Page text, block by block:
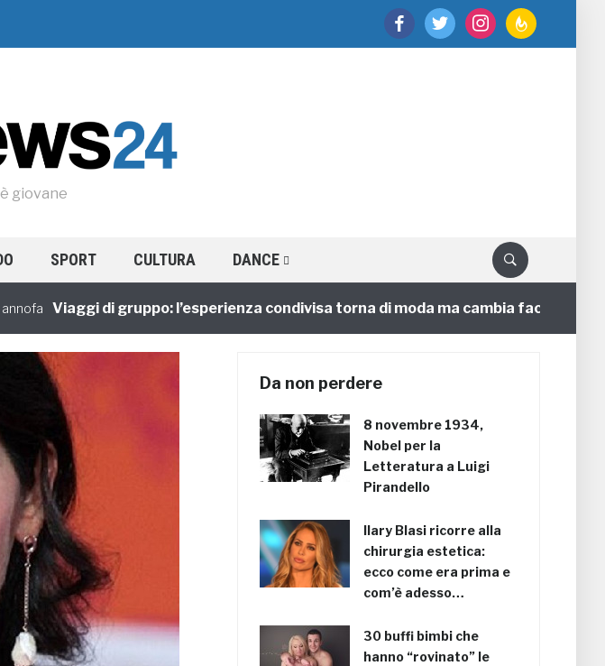
facebooktwitter instagramfeedburner
giovane
SPORT CULTURA DANCE
Viaggi di gruppo: l’esperienza condivisa torna di moda ma cambia faccia
Da non perdere
8 novembre 1934,
Nobel per la
Letteratura a Luigi
Pirandello
Ilary Blasi ricorre alla
chirurgia estetica:
ecco come era prima e
com’è adesso…
30 buffi bimbi che
hanno “rovinato” le